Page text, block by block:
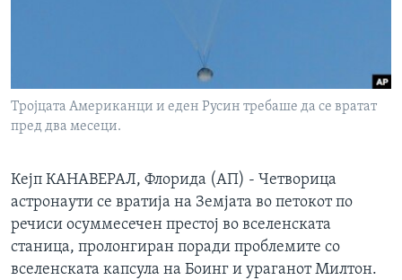
Тројцата Американци и еден Русин требаше да се вратат
пред два месеци.
Кејп КАНАВЕРАЛ, Флорида (АП) - Четворица
астронаути се вратија на Земјата во петокот по
речиси осуммесечен престој во вселенската
станица, пролонгиран поради проблемите со
вселенската капсула на Боинг и ураганот Милтон.